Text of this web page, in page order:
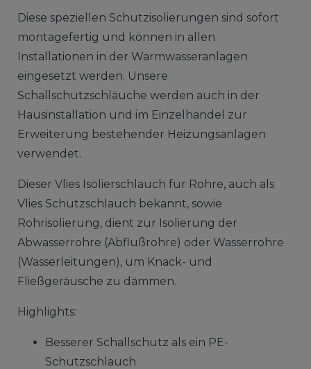
Diese speziellen Schutzisolierungen sind sofort
montagefertig und können in allen
Installationen in der Warmwasseranlagen
eingesetzt werden. Unsere
Schallschutzschläuche werden auch in der
Hausinstallation und im Einzelhandel zur
Erweiterung bestehender Heizungsanlagen
verwendet.
Dieser Vlies Isolierschlauch für Rohre, auch als
Vlies Schutzschlauch bekannt, sowie
Rohrisolierung, dient zur Isolierung der
Abwasserrohre (Abflußrohre) oder Wasserrohre
(Wasserleitungen), um Knack- und
Fließgeräusche zu dämmen.
Highlights:
Besserer Schallschutz als ein PE-
Schutzschlauch